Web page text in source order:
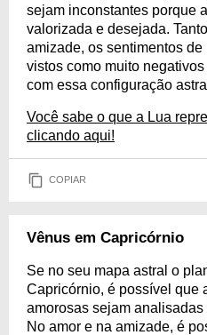
sejam inconstantes porque
valorizada e desejada.
amizade, os sentimentos
vistos como muito
com essa configuração
Você sabe o que a Lua
clicando aqui!
COPIAR
Vênus em Capricórnio
Se no seu mapa astral o
Capricórnio, é possível que
amorosas sejam
No amor e na amizade, é